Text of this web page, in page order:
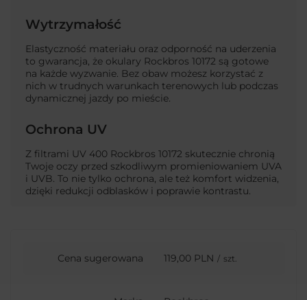
Wytrzymałość
Elastyczność materiału oraz odporność na uderzenia
to gwarancja, że okulary Rockbros 10172 są gotowe
na każde wyzwanie. Bez obaw możesz korzystać z
nich w trudnych warunkach terenowych lub podczas
dynamicznej jazdy po mieście.
Ochrona UV
Z filtrami UV 400 Rockbros 10172 skutecznie chronią
Twoje oczy przed szkodliwym promieniowaniem UVA
i UVB. To nie tylko ochrona, ale też komfort widzenia,
dzięki redukcji odblasków i poprawie kontrastu.
Cena sugerowana 119,00 PLN / szt.